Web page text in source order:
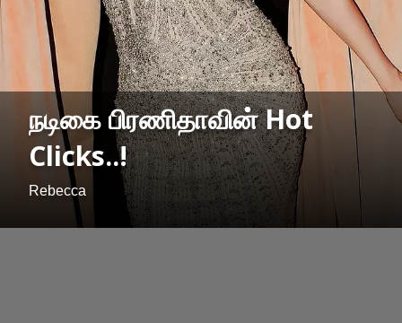
நடிகை பிரணிதாவின் Hot
Clicks..!
Rebecca